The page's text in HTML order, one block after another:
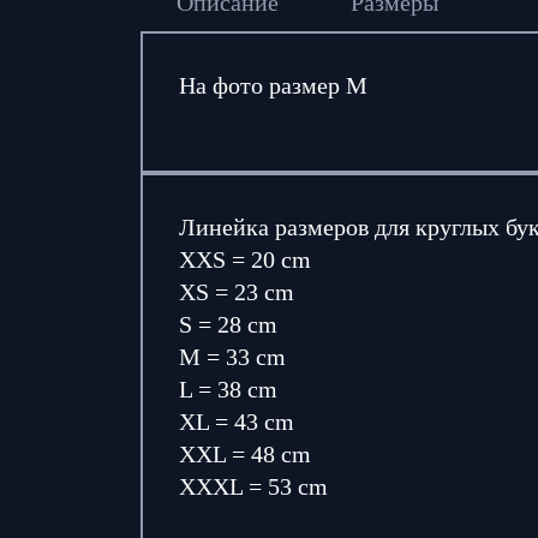
На фото размер М
Линейка размеров для круглых
XXS = 20 cm
XS = 23 cm
S = 28 cm
M = 33 cm
L = 38 cm
XL = 43 cm
XXL = 48 cm
XXXL = 53 cm